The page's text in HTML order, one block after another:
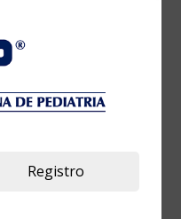
9:00 pm
Registro